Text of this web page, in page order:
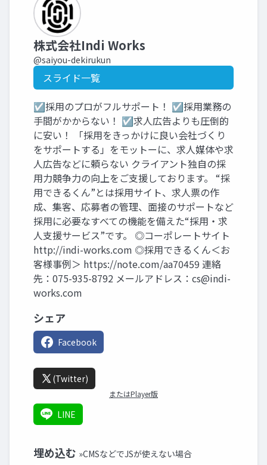
株式会社Indi Works
@saiyou-dekirukun
スライド一覧
☑採用のプロがフルサポート！ ☑採用業務の
手間がかからない！ ☑求人広告よりも圧倒的
に安い！ 「採用をきっかけに良い会社づくり
をサポートする」をモットーに、求人媒体や求
人広告などに頼らない クライアント独自の採
用力競争力の向上をご支援しております。 “採
用できるくん”とは採用サイト、求人票の作
成、集客、応募者の管理、面接のサポートなど
採用に必要なすべての機能を備えた“採用・求
人支援サービス”です。 ◎コーポレートサイト
http://indi-works.com ◎採用できるくん＜お
客様事例＞ https://note.com/aa70459 連絡
先：075-935-8792 メールアドレス： cs@indi-
works.com
シェア
Facebook
(Twitter)
またはPlayer版
LINE
埋め込む »CMSなどでJSが使えない場合